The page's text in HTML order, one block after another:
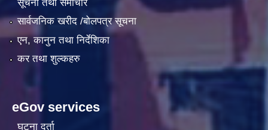
सूचना तथा समाचार
सार्वजनिक खरीद /बोलपत्र सूचना
एन, कानुन तथा निर्देशिका
कर तथा शुल्कहरु
eGov services
घटना दर्ता